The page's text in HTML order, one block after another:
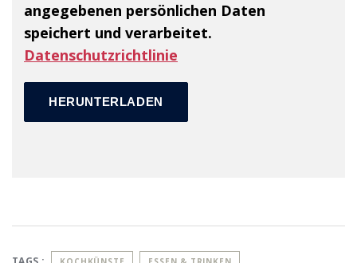
angegebenen persönlichen Daten
speichert und verarbeitet.
Datenschutzrichtlinie